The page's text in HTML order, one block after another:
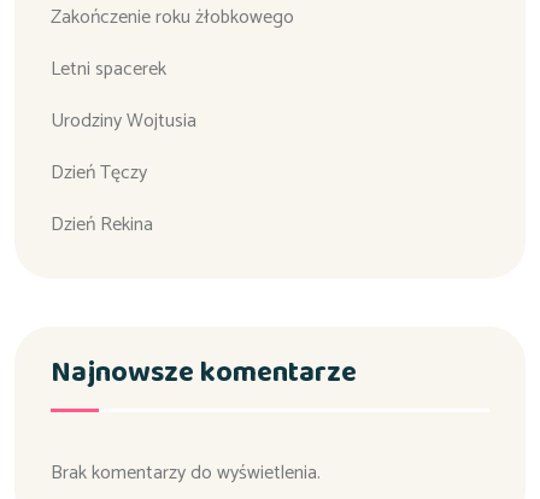
Zakończenie roku żłobkowego
Letni spacerek
Urodziny Wojtusia
Dzień Tęczy
Dzień Rekina
Najnowsze komentarze
Brak komentarzy do wyświetlenia.